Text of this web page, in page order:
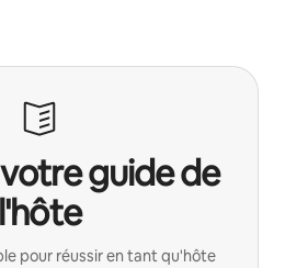
guide de
l'hôte
pour réussir en tant qu'hôte